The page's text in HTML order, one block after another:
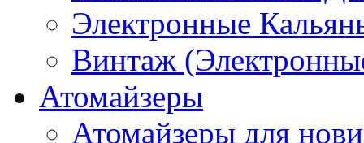
Электронные
Винтаж
Атомайзеры
Атомайзеры для